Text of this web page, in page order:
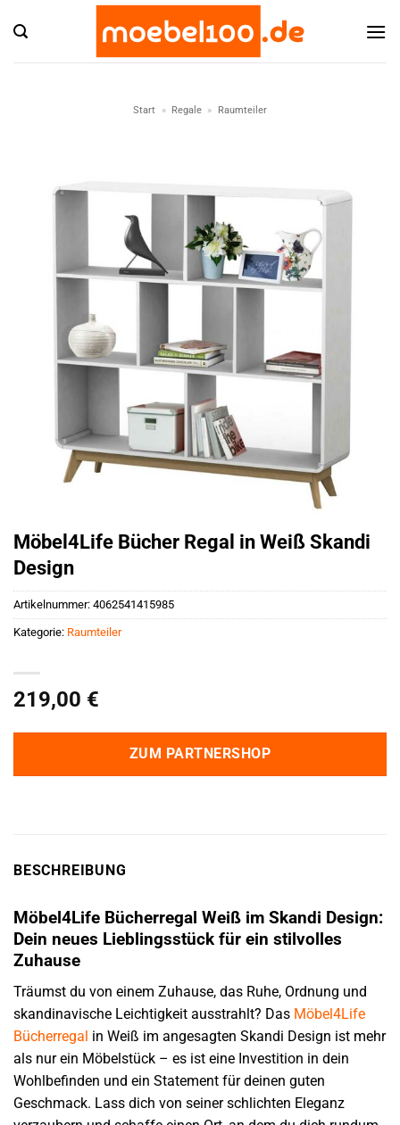
Inhalt
Start » Regale » Raumteiler
Möbel4Life Bücher Regal in Weiß Skandi
Design
219,00 €
ZUM PARTNERSHOP
Artikelnummer: 4062541415985
Kategorie: Raumteiler
BESCHREIBUNG
Möbel4Life Bücherregal Weiß im Skandi Design:
Dein neues Lieblingsstück für ein stilvolles
Zuhause
Träumst du von einem Zuhause, das Ruhe, Ordnung und
skandinavische Leichtigkeit ausstrahlt? Das Möbel4Life
Bücherregal in Weiß im angesagten Skandi Design ist mehr
als nur ein Möbelstück – es ist eine Investition in dein
Wohlbefinden und ein Statement für deinen guten
Geschmack. Lass dich von seiner schlichten Eleganz